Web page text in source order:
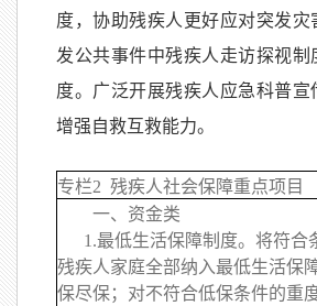
度，协助残疾人更好应对突发灾
发公共事件中残疾人走访探视制
度。广泛开展残疾人应急科普宣
增强自救互救能力。
专栏2 残疾人社会保障重点项目
一、资金类
1.最低生活保障制度。将符合
残疾人家庭全部纳入最低生活保
保尽保；对不符合低保条件的重